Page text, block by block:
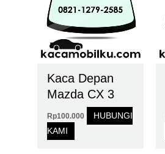
Kaca Depan
Mazda CX 3
Rp100.000
HUBUNGI
KAMI